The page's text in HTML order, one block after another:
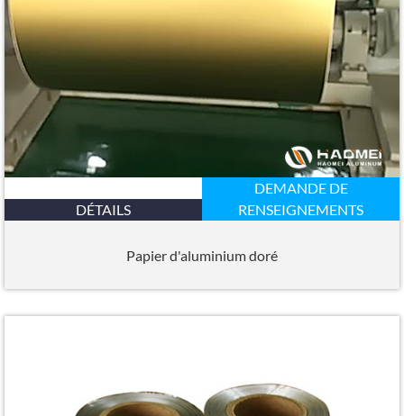
DÉTAILS
DEMANDE DE
RENSEIGNEMENTS
Papier d'aluminium doré